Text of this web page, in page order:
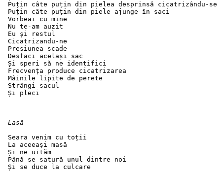
Puțin câte puțin din pielea desprinsă cicatrizându-se
Puțin câte puțin din piele ajunge în saci
Vorbeai cu mine
Nu te-am auzit
Eu și restul
Cicatrizandu-ne
Presiunea scade
Desfaci același sac
Și speri să ne identifici
Frecvența produce cicatrizarea
Mâinile lipite de perete
Strângi sacul
Și pleci
Lasă
Seara venim cu toții
La aceeași masă
Și ne uităm
Până se satură unul dintre noi
Și se duce la culcare